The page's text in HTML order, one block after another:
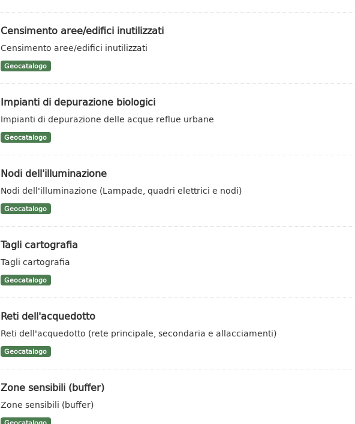
Censimento aree/edifici inutilizzati
Censimento aree/edifici inutilizzati
Geocatalogo
Impianti di depurazione biologici
Impianti di depurazione delle acque reflue urbane
Geocatalogo
Nodi dell'illuminazione
Nodi dell'illuminazione (Lampade, quadri elettrici e nodi)
Geocatalogo
Tagli cartografia
Tagli cartografia
Geocatalogo
Reti dell'acquedotto
Reti dell'acquedotto (rete principale, secondaria e allacciamenti)
Geocatalogo
Zone sensibili (buffer)
Zone sensibili (buffer)